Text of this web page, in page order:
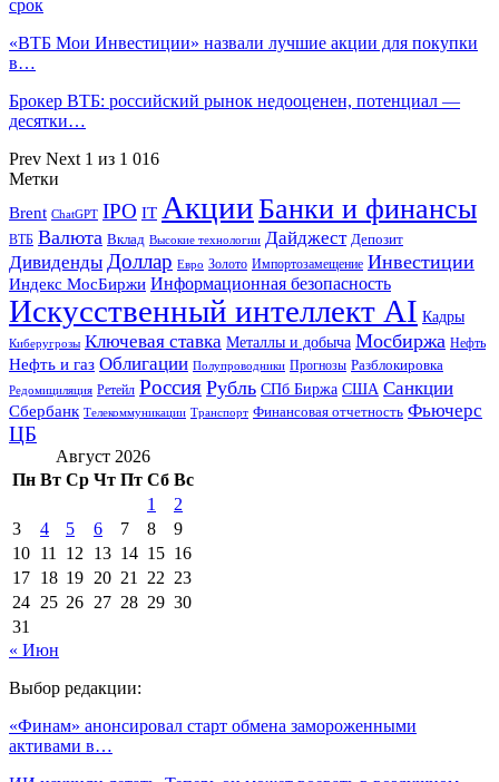
срок
«ВТБ Мои Инвестиции» назвали лучшие акции для покупки
в…
Брокер ВТБ: российский рынок недооценен, потенциал —
десятки…
Prev Next 1 из 1 016
Метки
Brent ChatGPT IPO IT АкцииБанки и финансы
ВТБ Валюта Вклад Высокие технологии Дайджест Депозит
Дивиденды Доллар Евро Золото Импортозамещение Инвестиции
Индекс МосБиржи Информационная безопасность
Искусственный интеллект AI Кадры
Киберугрозы Ключевая ставка Металлы и добыча Мосбиржа Нефть
Нефть и газ Облигации Полупроводники Прогнозы Разблокировка
Редомициляция Ретейл Россия Рубль СПб Биржа США Санкции
Сбербанк Телекоммуникации Транспорт Финансовая отчетность Фьючерс
ЦБ
Август 2026
Пн Вт Ср Чт Пт Сб Вс
1
2
3
4 5 6 7 8
9
10 11 12 13 14 15 16
17 18 19 20 21 22 23
24 25 26 27 28 29 30
31
« Июн
Выбор редакции:
«Финам» анонсировал старт обмена замороженными
активами в…